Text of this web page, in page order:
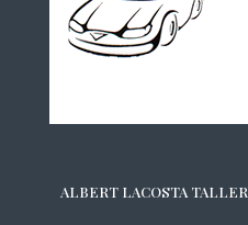
ALBERT LACOSTA TALLER